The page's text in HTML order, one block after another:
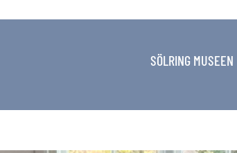
SÖLRING MUSEEN